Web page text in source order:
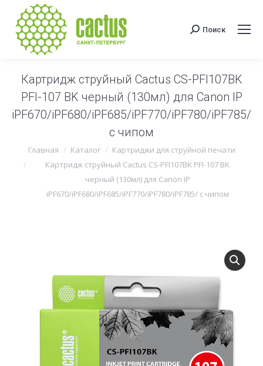
Поиск:
Поиск
Картридж струйный Cactus CS-PFI107BK
PFI-107 BK черный (130мл) для Canon IP
iPF670/iPF680/iPF685/iPF770/iPF780/iPF785/
с чипом
Вы здесь:
Главная Каталог
Картриджи для струйной печати
Картридж струйный Cactus CS-PFI107BK PFI-107 BK
черный (130мл) для Canon IP
iPF670/iPF680/iPF685/iPF770/iPF780/iPF785/ с чипом